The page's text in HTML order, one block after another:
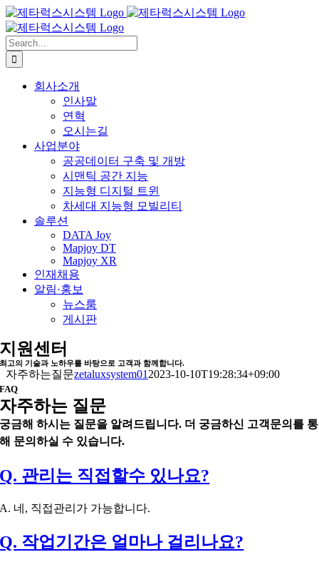
Skip
to
content
Search
for:
회사소개
인사말
연혁
오시는길
사업분야
공공데이터 구축 및 개방
시맨틱 공간 지능
지능형 디지털 트윈
차세대 지능형 모빌리티
솔루션
DATA Joy
Mapjoy DT
Mapjoy XR
인재채용
알림·홍보
뉴스룸
게시판
지원센터
최고의 기술과 노하우를 바탕으로 고객과 함께합니다.
자주하는질문zetaluxsystem01 2023-10-10T19:28:34+09:00
FAQ
자주하는 질문
궁금해 하시는 질문을 알려드립니다. 더 궁금하신 고객문의를 통
해 문의하실 수 있습니다.
Q. 관리는 직접할수 있나요?
A. 네, 직접관리가 가능합니다.
Q. 작업기간은 얼마나 걸리나요?